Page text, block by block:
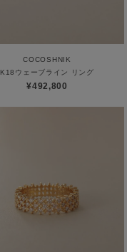
COCOSHNIK
K18ウェーブライン リング
¥492,800